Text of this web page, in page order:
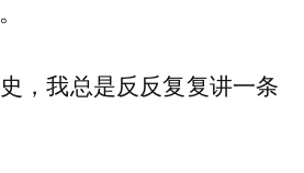
，我总是反反复复讲一条